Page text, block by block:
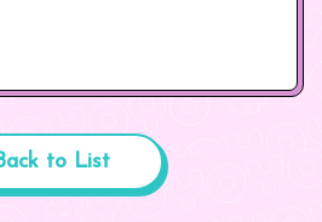
to List